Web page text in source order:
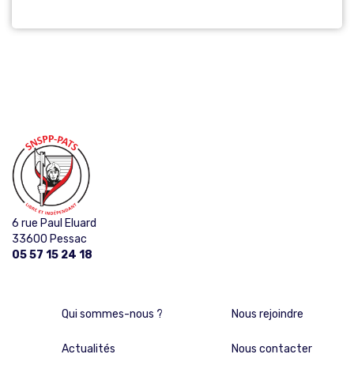
6 rue Paul Eluard
33600 Pessac
05 57 15 24 18
Qui sommes-nous ?
Actualités
Nous rejoindre
Nous contacter